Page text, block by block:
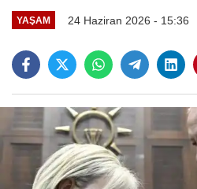
YAŞAM 24 Haziran 2026 - 15:36